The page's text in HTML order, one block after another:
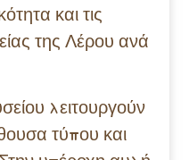
και τις
της Λέρου ανά
λειτουργούν
τύπου και